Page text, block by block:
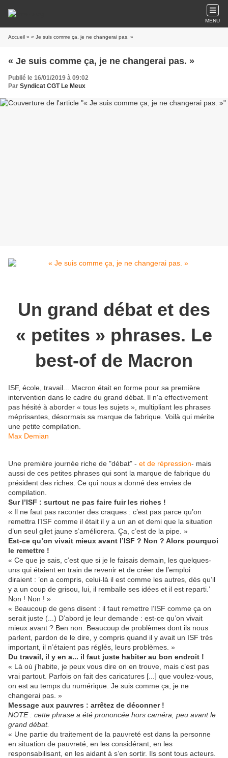
MENU
Accueil » « Je suis comme ça, je ne changerai pas. »
« Je suis comme ça, je ne changerai pas. »
Publié le 16/01/2019 à 09:02
Par Syndicat CGT Le Meux
Un grand débat et des
« petites » phrases. Le
best-of de Macron
ISF, école, travail... Macron était en forme pour sa première
intervention dans le cadre du grand débat. Il n'a effectivement
pas hésité à aborder « tous les sujets », multipliant les phrases
méprisantes, désormais sa marque de fabrique. Voilà qui mérite
une petite compilation.
Max Demian
Une première journée riche de "débat" - et de répression- mais
aussi de ces petites phrases qui sont la marque de fabrique du
président des riches. Ce qui nous a donné des envies de
compilation.
Sur l’ISF : surtout ne pas faire fuir les riches !
« Il ne faut pas raconter des craques : c’est pas parce qu’on
remettra l’ISF comme il était il y a un an et demi que la situation
d’un seul gilet jaune s’améliorera. Ça, c’est de la pipe. »
Est-ce qu’on vivait mieux avant l’ISF ? Non ? Alors pourquoi
le remettre !
« Ce que je sais, c’est que si je le faisais demain, les quelques-
uns qui étaient en train de revenir et de créer de l’emploi
diraient : ’on a compris, celui-là il est comme les autres, dès qu’il
y a un coup de grisou, lui, il remballe ses idées et il est reparti.’
Non ! Non ! »
« Beaucoup de gens disent : il faut remettre l’ISF comme ça on
serait juste (...) D’abord je leur demande : est-ce qu’on vivait
mieux avant ? Ben non. Beaucoup de problèmes dont ils nous
parlent, pardon de le dire, y compris quand il y avait un ISF très
important, il n’étaient pas réglés, leurs problèmes. »
Du travail, il y en a... il faut juste habiter au bon endroit !
« Là où j’habite, je peux vous dire on en trouve, mais c’est pas
vrai partout. Parfois on fait des caricatures [...] que voulez-vous,
on est au temps du numérique. Je suis comme ça, je ne
changerai pas. »
Message aux pauvres : arrêtez de déconner !
NOTE : cette phrase a été prononcée hors caméra, peu avant le
grand débat.
« Une partie du traitement de la pauvreté est dans la personne
en situation de pauvreté, en les considérant, en les
responsabilisant, en les aidant à s’en sortir. Ils sont tous acteurs.